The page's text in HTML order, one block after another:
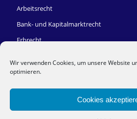
Wir verwenden Cookies, um unsere Website
optimieren.
Cookies
Arbeitsrecht
Bank- und Kapitalmarktrecht
Erbrecht
IT-Recht
Kindergeld